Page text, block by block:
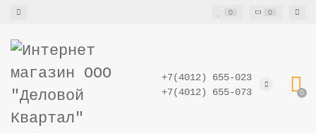
0 0
+7(4012) 655-023
+7(4012) 655-073
0